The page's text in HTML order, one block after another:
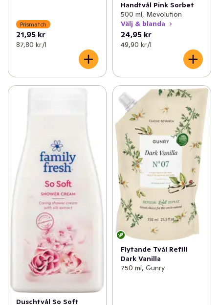
Prismatch
21,95 kr
87,80 kr /l
Handtvål Pink Sorbet
500 ml, Mevolution
Välj & blanda
24,95 kr
49,90 kr /l
Duschtvål So Soft
Flytande Tvål Refill
Dark Vanilla
750 ml, Gunry